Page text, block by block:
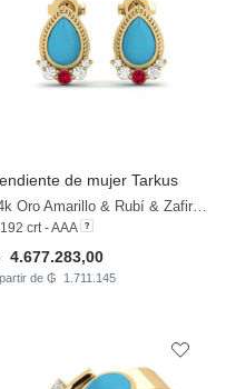
de mujer Tarkus
14k Oro Amarillo & Rubí & Zafiro blanco
crt - AAA
4.677.283,00
de ₲ 1.711.145